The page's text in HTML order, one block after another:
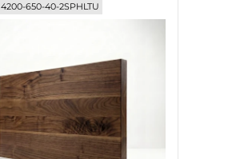
4200-650-40-2SPHLTU